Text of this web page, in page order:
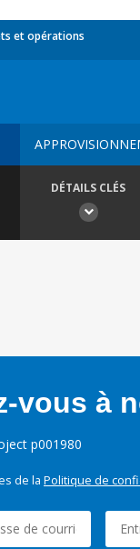
et opérations
DÉTAILS CLÉS
vous à
p001980
de la Politique de